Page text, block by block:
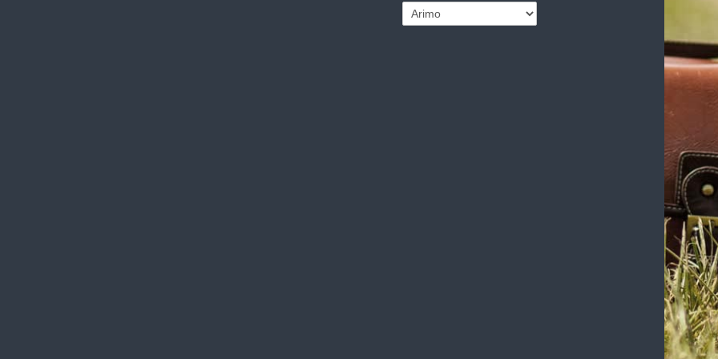
1 agosto
domenica 2 agosto
8 agosto
domenica 9 agosto
15 agosto
domenica 16 agosto
22 agosto
domenica 23 agosto
29 agosto
domenica 30 agosto